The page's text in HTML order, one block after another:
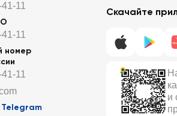
11
11
номер
11
Telegram
Скачайте
и